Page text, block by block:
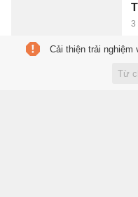
3
Cải thiện trải nghiệm
Từ